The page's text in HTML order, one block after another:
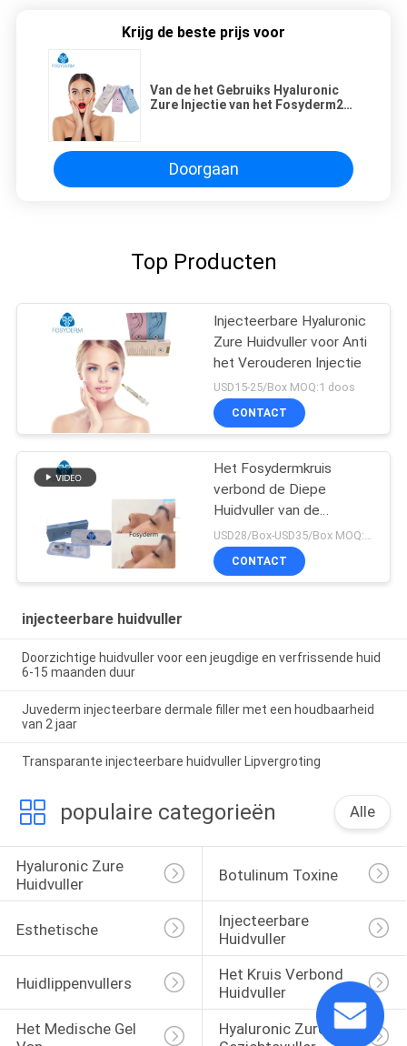
Krijg de beste prijs voor
Van de het Gebruiks Hyaluronic
Zure Injectie van het Fosyderm2ml
Doorgaan
Top Producten
Injecteerbare Hyaluronic
Zure Huidvuller voor Anti
het Verouderen Injectie
USD15-25/Box MOQ:1 doos
CONTACT
Het Fosydermkruis
verbond de Diepe
Huidvuller van de
Lijnvuller 2ml omhoog
voor Neus
USD28/Box-USD35/Box MOQ:1 DOOS
CONTACT
injecteerbare huidvuller
Doorzichtige huidvuller voor een jeugdige en verfrissende huid
6-15 maanden duur
Juvederm injecteerbare dermale filler met een houdbaarheid
van 2 jaar
Transparante injecteerbare huidvuller Lipvergroting
populaire categorieën Alle
Hyaluronic Zure
Huidvuller
Botulinum Toxine
Esthetische
Injecteerbare
Huidvuller
Huidlippenvullers
Het Kruis Verbond
Huidvuller
Het Medische Gel
Hyaluronic Zure